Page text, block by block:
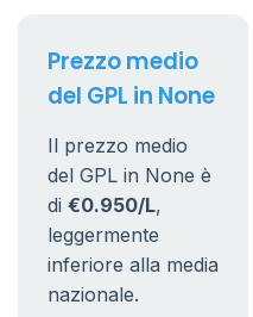
Prezzo medio
del GPL in None
Il prezzo medio
del GPL in None è
di €0.950/L,
leggermente
inferiore alla media
nazionale.